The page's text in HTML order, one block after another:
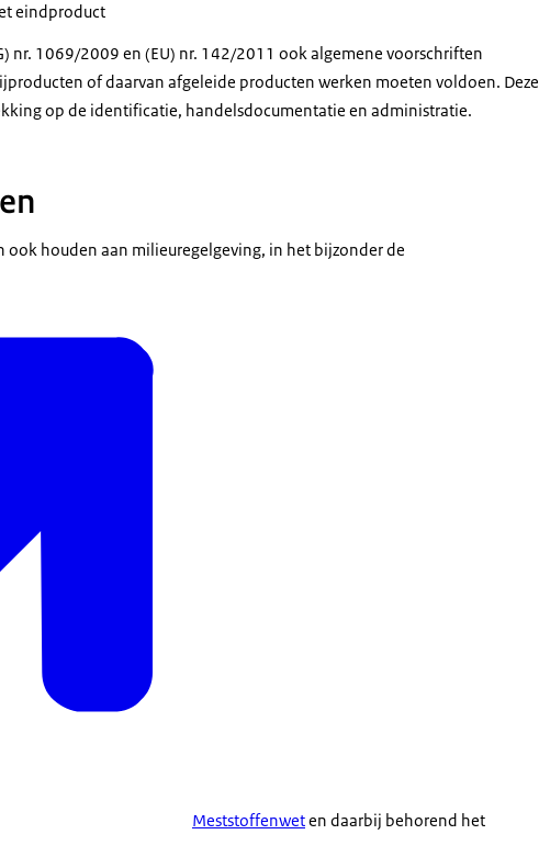
eindproduct
nr. 1069/2009 en (EU) nr. 142/2011 ook algemene voorschriften
of daarvan afgeleide producten werken moeten voldoen. Deze
op de identificatie, handelsdocumentatie en administratie.
ook houden aan milieuregelgeving, in het bijzonder de
Meststoffenweten daarbij behorend het